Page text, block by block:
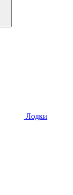
Лодки